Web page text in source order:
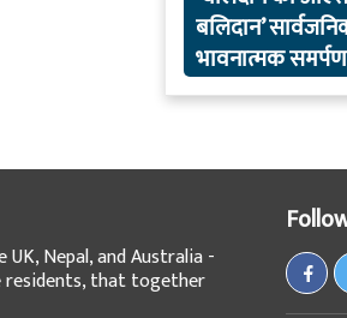
बलिदान’
भावनात्मक समर्पण
Nepal, and Australia -
residents, that together